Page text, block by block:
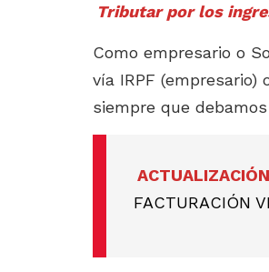
Tributar por los
Como empresario o
vía IRPF
siempre que
FACTURACIÓN